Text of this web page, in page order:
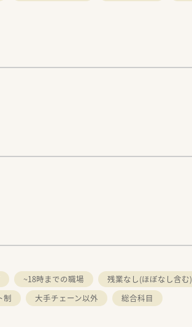
~18時までの職場 残業なし(ほぼなし含む)
制 大手チェーン以外 総合科目